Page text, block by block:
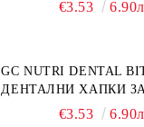
€3.53
GC NUTRI DENTAL
ДЕНТАЛНИ ХАПКИ
€3.53